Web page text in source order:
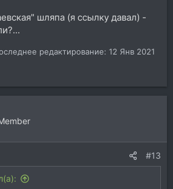
шляпа (я ссылку давал) -
редактирование: 12 Янв 2021
#13